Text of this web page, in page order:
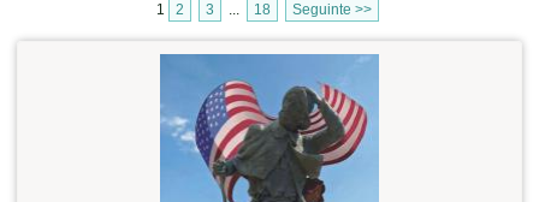
1 2 3 ... 18 Seguinte >>